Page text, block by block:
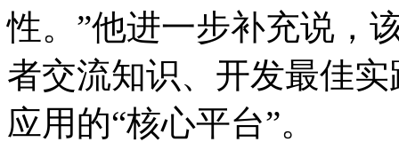
性。”他进一步补充说，
者交流知识、开发最佳
应用的“核心平台”。